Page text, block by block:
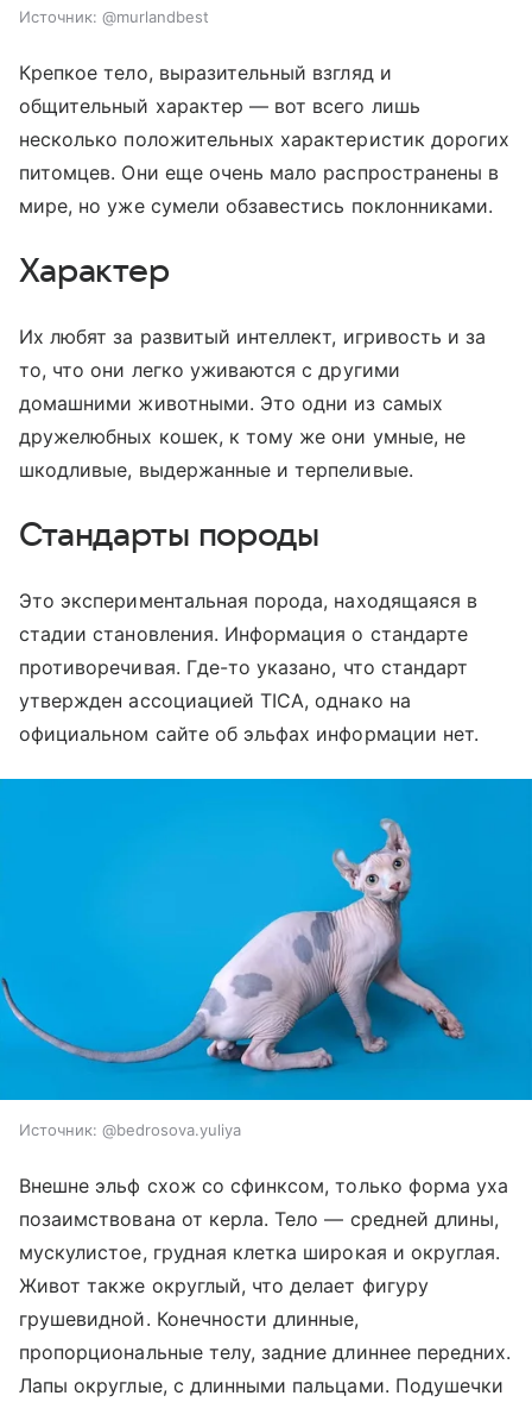
Источник: @murlandbest
Крепкое тело, выразительный взгляд и
общительный характер — вот всего лишь
несколько положительных характеристик дорогих
питомцев. Они еще очень мало распространены в
мире, но уже сумели обзавестись поклонниками.
Характер
Их любят за развитый интеллект, игривость и за
то, что они легко уживаются с другими
домашними животными. Это одни из самых
дружелюбных кошек, к тому же они умные, не
шкодливые, выдержанные и терпеливые.
Стандарты породы
Это экспериментальная порода, находящаяся в
стадии становления. Информация о стандарте
противоречивая. Где-то указано, что стандарт
утвержден ассоциацией TICA, однако на
официальном сайте об эльфах информации нет.
Источник: @bedrosova.yuliya
Внешне эльф схож со сфинксом, только форма уха
позаимствована от керла. Тело — средней длины,
мускулистое, грудная клетка широкая и округлая.
Живот также округлый, что делает фигуру
грушевидной. Конечности длинные,
пропорциональные телу, задние длиннее передних.
Лапы округлые, с длинными пальцами. Подушечки